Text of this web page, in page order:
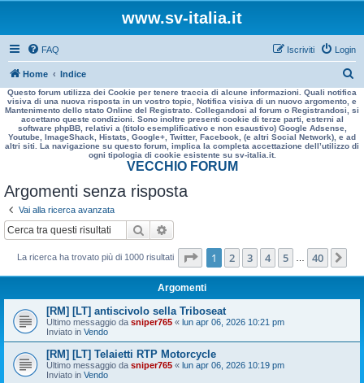
www.sv-italia.it
FAQ Login
Iscriviti
Home Indice
e
r
a
Questo forum utilizza dei Cookie per tenere traccia di alcune informazioni. Quali notifica
visiva di una nuova risposta in un vostro topic, Notifica visiva di un nuovo argomento, e
Mantenimento dello stato Online del Registrato. Collegandosi al forum o Registrandosi, si
accettano queste condizioni. Sono inoltre presenti cookie di terze parti, esterni al
software phpBB, relativi a (titolo esemplificativo e non esaustivo) Google Adsense,
Youtube, ImageShack, Histats, Google+, Twitter, Facebook, (e altri Social Network), e ad
altri siti. La navigazione su questo forum, implica la completa accettazione dell’utilizzo di
ogni tipologia di cookie esistente su sv-italia.it.
VECCHIO FORUM
Argomenti senza risposta
Vai alla ricerca avanzata
Cerca
La ricerca ha trovato più di 1000 risultati Pagina di 40
1 2 3 4 5 40
Argomenti
[RM] [LT] antiscivolo sella Triboseat
Ultimo messaggio da sniper765 « lun apr 06, 2026 10:21 pm
Inviato in Vendo
[RM] [LT] Telaietti RTP Motorcycle
Ultimo messaggio da sniper765 « lun apr 06, 2026 10:19 pm
Inviato in Vendo